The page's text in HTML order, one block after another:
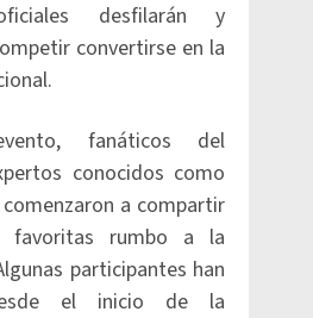
desfilarán y
convertirse en la
fanáticos del
conocidos como
a compartir
favoritas rumbo a la
participantes han
el inicio de la